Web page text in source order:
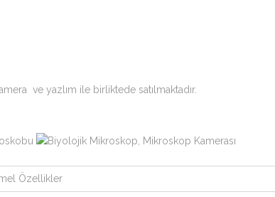
ve yazlım ile birliktede satılmaktadır.
Özellikler